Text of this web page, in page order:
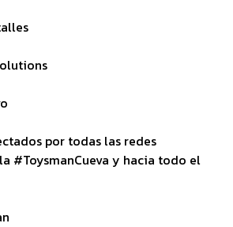
por todas las redes
#ToysmanCueva y hacia todo el